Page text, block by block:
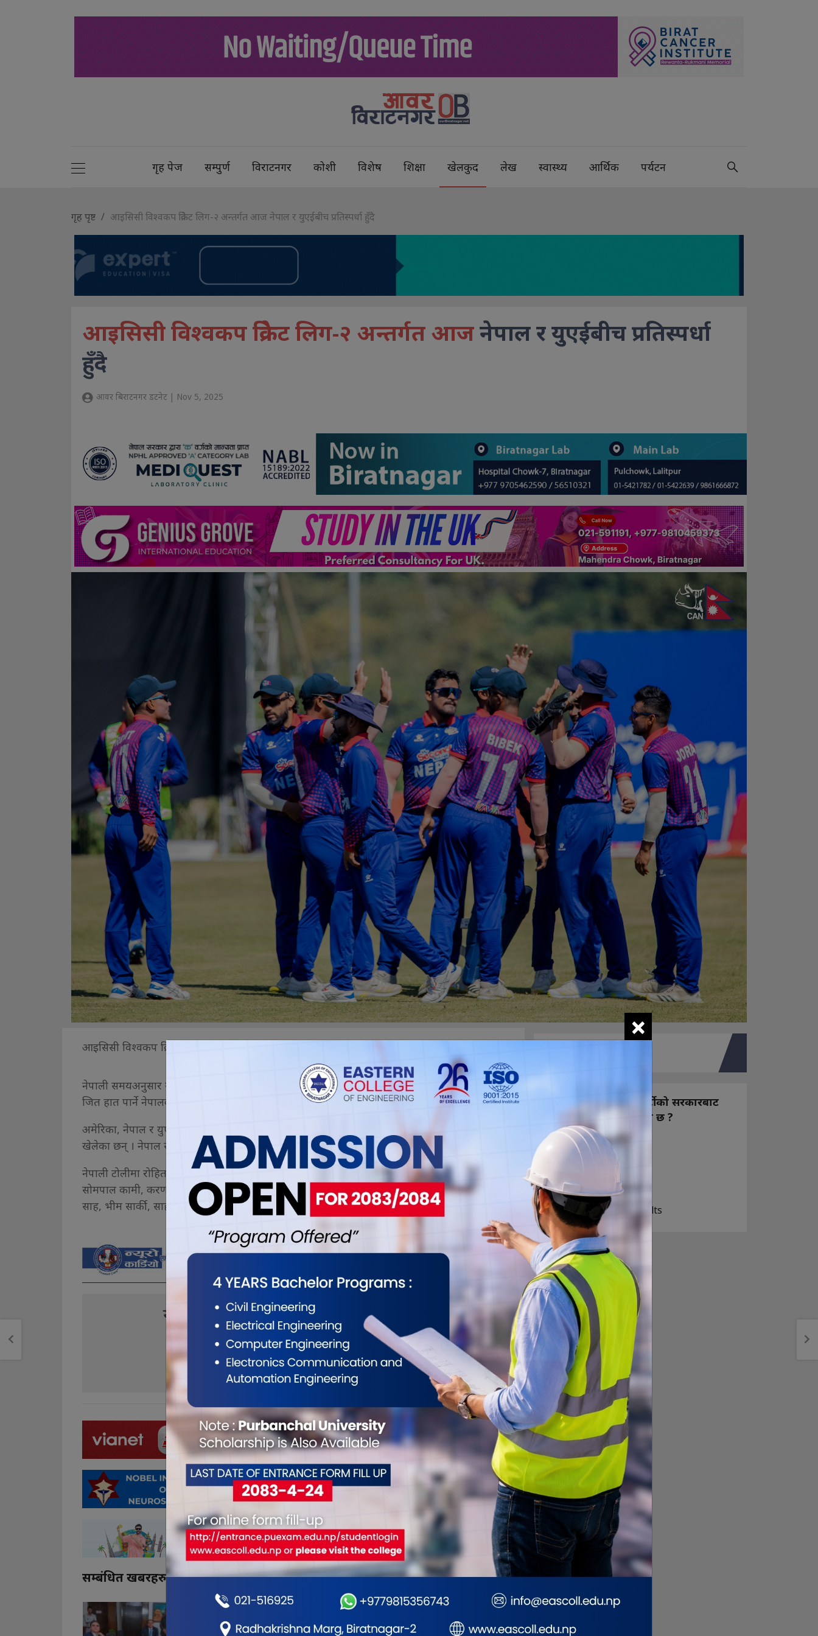
गृह पेज सम्पुर्ण विराटनगर कोशी विशेष शिक्षा खेलकुद लेख स्वास्थ्य आर्थिक पर्यटन
गृह पृष्ट आइसिसी विश्वकप क्रिकेट लिग-२ अन्तर्गत आज नेपाल र युएईबीच प्रतिस्पर्धा हुँदै
आइसिसी विश्वकप क्रिकेट लिग-२ अन्तर्गत आजनेपाल र युएईबीच प्रतिस्पर्धा
हुँदै
आवर बिराटनगर डटनेट | Nov 5, 2025
आइसिसी विश्वकप क्रिकेट लिग-२ अन्तर्गत आज नेपाल र युएईबीच प्रतिस्पर्धा हुँदैछ ।
नेपाली समयअनुसार युएईको दुबई अन्तरराष्ट्रिय क्रिकेट मैदानमा बिहान ११ः१५ बजे हुने स्पर्धामा सात्वना
जित हात पार्ने नेपालको लक्ष्य छ ।
अमेरिका, नेपाल र युएई सहभागी जारी सिरिजमा यो अन्तिम खेल हो । यसअघि दुवै टोलीले तीन-तीन खेल
खेलेका छन् । नेपाल सबै खेलमा पराजित भएको छभने युएई एक खेलमा विजयी भएको छ ।
नेपाली टोलीमा रोहितकुमार पौडेल, दीपेन्द्रसिंह ऐरी, कुशल भूर्तेल, मोहम्मद आरिफ शेख, सन्दीप लामिछाने,
सोमपाल कामी, करण केसी, नन्दन यादव, गुल्शन झा, कुशल मल्ल, मोहम्मद आसिफ शेख, अनिलकुमार
साह, भीम सार्की, साहब आलम, ललित नारायण राजवंशीलगायत छन् ।
यो खबर पढेर तपाईलाई कस्तो महसुस भयो ?
0 0 0 0 0
सम्बंधित खबरहरु
नयाँ बन्ने राष्ट्रिय स्वतन्त्र पार्टीको सरकारबाट
कस्तो अपेक्षा राख्नुभएको छ ?
निक्कै आशावादी छौ
खोइ, खासै आशा छैन
ज सुकै होस्
View Results
×